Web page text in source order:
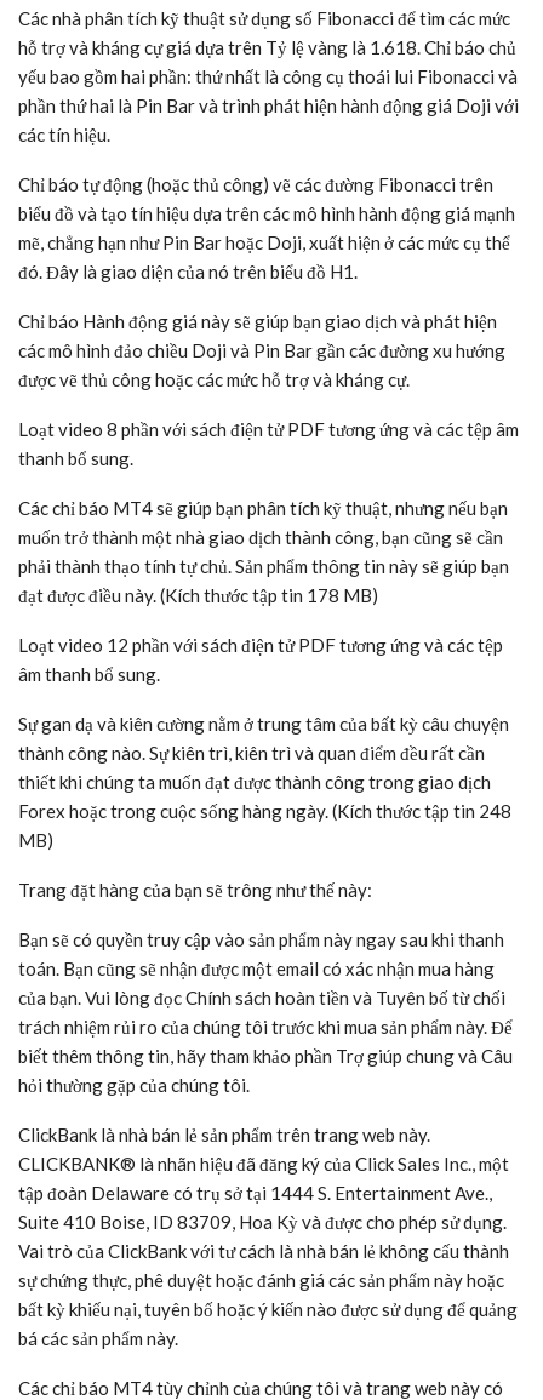
Các nhà phân tích kỹ thuật sử dụng số Fibonacci để tìm các mức
hỗ trợ và kháng cự giá dựa trên Tỷ lệ vàng là 1.618. Chỉ báo chủ
yếu bao gồm hai phần: thứ nhất là công cụ thoái lui Fibonacci và
phần thứ hai là Pin Bar và trình phát hiện hành động giá Doji với
các tín hiệu.
Chỉ báo tự động (hoặc thủ công) vẽ các đường Fibonacci trên
biểu đồ và tạo tín hiệu dựa trên các mô hình hành động giá mạnh
mẽ, chẳng hạn như Pin Bar hoặc Doji, xuất hiện ở các mức cụ thể
đó. Đây là giao diện của nó trên biểu đồ H1.
Chỉ báo Hành động giá này sẽ giúp bạn giao dịch và phát hiện
các mô hình đảo chiều Doji và Pin Bar gần các đường xu hướng
được vẽ thủ công hoặc các mức hỗ trợ và kháng cự.
Loạt video 8 phần với sách điện tử PDF tương ứng và các tệp âm
thanh bổ sung.
Các chỉ báo MT4 sẽ giúp bạn phân tích kỹ thuật, nhưng nếu bạn
muốn trở thành một nhà giao dịch thành công, bạn cũng sẽ cần
phải thành thạo tính tự chủ. Sản phẩm thông tin này sẽ giúp bạn
đạt được điều này. (Kích thước tập tin 178 MB)
Loạt video 12 phần với sách điện tử PDF tương ứng và các tệp
âm thanh bổ sung.
Sự gan dạ và kiên cường nằm ở trung tâm của bất kỳ câu chuyện
thành công nào. Sự kiên trì, kiên trì và quan điểm đều rất cần
thiết khi chúng ta muốn đạt được thành công trong giao dịch
Forex hoặc trong cuộc sống hàng ngày. (Kích thước tập tin 248
MB)
Trang đặt hàng của bạn sẽ trông như thế này:
Bạn sẽ có quyền truy cập vào sản phẩm này ngay sau khi thanh
toán. Bạn cũng sẽ nhận được một email có xác nhận mua hàng
của bạn. Vui lòng đọc Chính sách hoàn tiền và Tuyên bố từ chối
trách nhiệm rủi ro của chúng tôi trước khi mua sản phẩm này. Để
biết thêm thông tin, hãy tham khảo phần Trợ giúp chung và Câu
hỏi thường gặp của chúng tôi.
ClickBank là nhà bán lẻ sản phẩm trên trang web này.
CLICKBANK® là nhãn hiệu đã đăng ký của Click Sales Inc., một
tập đoàn Delaware có trụ sở tại 1444 S. Entertainment Ave.,
Suite 410 Boise, ID 83709, Hoa Kỳ và được cho phép sử dụng.
Vai trò của ClickBank với tư cách là nhà bán lẻ không cấu thành
sự chứng thực, phê duyệt hoặc đánh giá các sản phẩm này hoặc
bất kỳ khiếu nại, tuyên bố hoặc ý kiến nào được sử dụng để quảng
bá các sản phẩm này.
Các chỉ báo MT4 tùy chỉnh của chúng tôi và trang web này có